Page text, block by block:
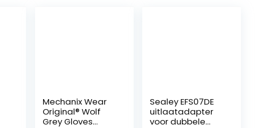
Mechanix Wear
Original® Wolf
Grey Gloves
Sealey EFS07DE
uitlaatadapter
voor dubbele